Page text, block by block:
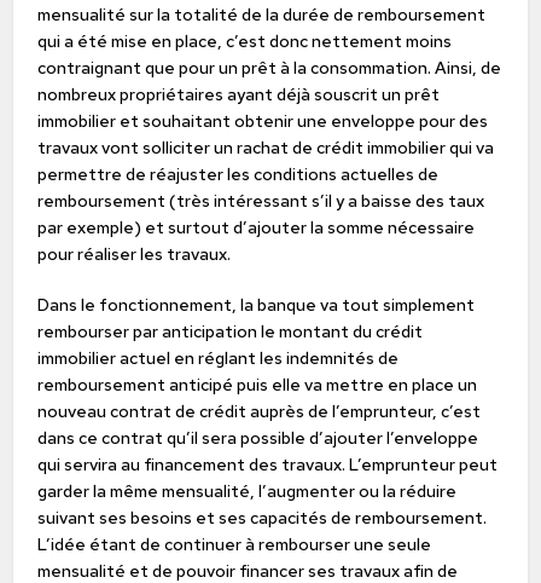
mensualité sur la totalité de la durée de remboursement
qui a été mise en place, c’est donc nettement moins
contraignant que pour un prêt à la consommation. Ainsi, de
nombreux propriétaires ayant déjà souscrit un prêt
immobilier et souhaitant obtenir une enveloppe pour des
travaux vont solliciter un rachat de crédit immobilier qui va
permettre de réajuster les conditions actuelles de
remboursement (très intéressant s’il y a baisse des taux
par exemple) et surtout d’ajouter la somme nécessaire
pour réaliser les travaux.
Dans le fonctionnement, la banque va tout simplement
rembourser par anticipation le montant du crédit
immobilier actuel en réglant les indemnités de
remboursement anticipé puis elle va mettre en place un
nouveau contrat de crédit auprès de l’emprunteur, c’est
dans ce contrat qu’il sera possible d’ajouter l’enveloppe
qui servira au financement des travaux. L’emprunteur peut
garder la même mensualité, l’augmenter ou la réduire
suivant ses besoins et ses capacités de remboursement.
L’idée étant de continuer à rembourser une seule
mensualité et de pouvoir financer ses travaux afin de